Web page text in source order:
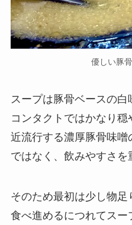
優しい豚
スープは豚骨ベースの
コンタクトではかなり
近流行する濃厚豚骨味
ではなく、飲みやすさを
そのため最初は少し物足
食べ進めるにつれてス